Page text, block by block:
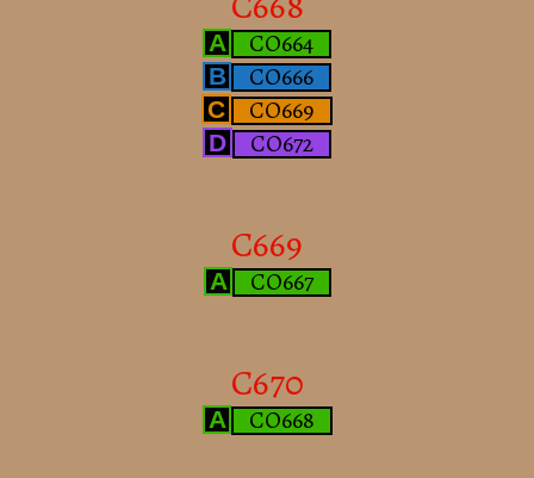
A CO664
B CO666
C CO669
D CO672
C669
A CO667
C670
A CO668